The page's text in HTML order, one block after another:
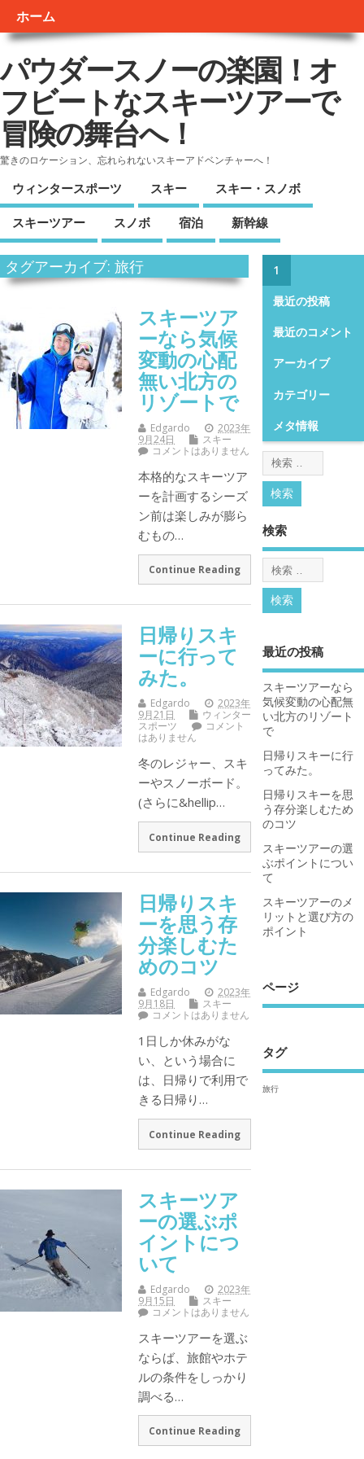
ホーム
パウダースノーの楽園！オ
フビートなスキーツアーで
冒険の舞台へ！
驚きのロケーション、忘れられないスキーアドベンチャーへ！
ウィンタースポーツ スキー スキー・スノボ
スキーツアー スノボ 宿泊 新幹線
タグアーカイブ: 旅行
スキーツア
ーなら気候
変動の心配
無い北方の
リゾートで
Edgardo
2023年
9月24日
スキー
コメントはありません
本格的なスキーツア
ーを計画するシーズ
ン前は楽しみが膨ら
むもの…
Continue Reading
日帰りスキ
ーに行って
みた。
Edgardo
2023年
9月21日
ウィンター
スポーツ
コメント
はありません
冬のレジャー、スキ
ーやスノーボード。
(さらに&hellip…
Continue Reading
日帰りスキ
ーを思う存
分楽しむた
めのコツ
Edgardo
2023年
9月18日
スキー
コメントはありません
1日しか休みがな
い、という場合に
は、日帰りで利用で
きる日帰り…
Continue Reading
スキーツア
ーの選ぶポ
イントにつ
いて
Edgardo
2023年
9月15日
スキー
コメントはありません
スキーツアーを選ぶ
ならば、旅館やホテ
ルの条件をしっかり
調べる…
Continue Reading
1
最近の投稿
最近のコメント
アーカイブ
カテゴリー
メタ情報
検索
最近の投稿
スキーツアーなら
気候変動の心配無
い北方のリゾート
で
日帰りスキーに行
ってみた。
日帰りスキーを思
う存分楽しむため
のコツ
スキーツアーの選
ぶポイントについ
て
スキーツアーのメ
リットと選び方の
ポイント
ページ
タグ
旅行